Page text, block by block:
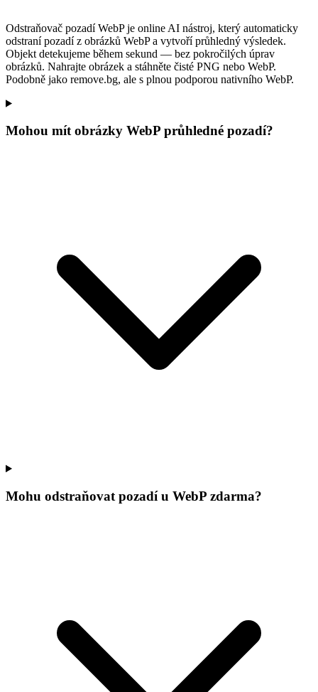
Odstraňovač pozadí WebP je online AI nástroj, který automaticky
odstraní pozadí z obrázků WebP a vytvoří průhledný výsledek.
Objekt detekujeme během sekund — bez pokročilých úprav
obrázků. Nahrajte obrázek a stáhněte čisté PNG nebo WebP.
Podobně jako remove.bg, ale s plnou podporou nativního WebP.
Mohou mít obrázky WebP průhledné pozadí?
Mohu odstraňovat pozadí u WebP zdarma?